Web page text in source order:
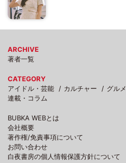
ARCHIVE
著者一覧
CATEGORY
アイドル・芸能
カルチャー グルメ
連載・コラム
BUBKA WEBとは
会社概要
著作権/免責事項について
お問い合わせ
白夜書房の個人情報保護方針について